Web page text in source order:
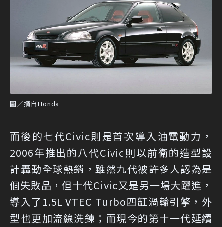
圖／摘自Honda
而後的七代Civic則是首次導入油電動力，
2006年推出的八代Civic則以前衛的造型設
計轟動全球熱銷，雖然九代被許多人認為是
個失敗品，但十代Civic又是另一場大躍進，
導入了1.5L VTEC Turbo四缸渦輪引擎，外
型也更加流線洗鍊；而現今的第十一代延續